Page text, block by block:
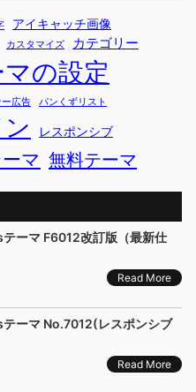
アイキャッチ画像
カスタマイズ カテゴリー
の設定
広告 パンくずリスト
レスポンシブ
マ 無料テーマ
ーマ F6012改訂版（最新仕
Read More
ーマ No.7012(レスポンシブ
Read More